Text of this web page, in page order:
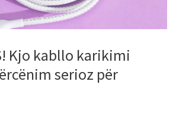
Kjo kabllo karikimi
serioz për